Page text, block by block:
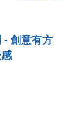
- 創意有方